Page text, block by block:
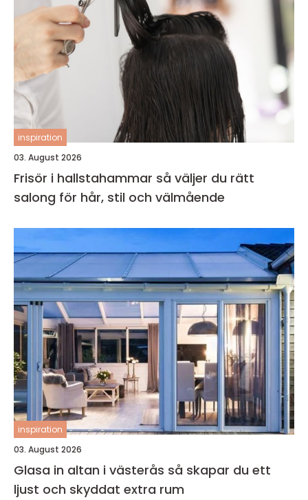
inspiration
03. August 2026
Frisör i hallstahammar så väljer du rätt
salong för hår, stil och välmående
inspiration
03. August 2026
Glasa in altan i västerås så skapar du ett
ljust och skyddat extra rum